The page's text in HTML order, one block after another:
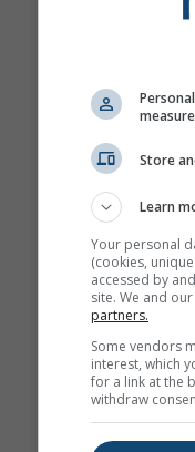
Store
Learn
Your personal
(cookies,
accessed by
site. We and
partners.
Some vendors
interest, which
for a link at the
withdraw